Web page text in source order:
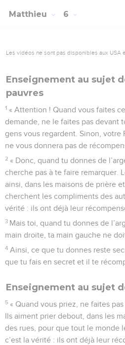
Matthieu 6
Les vidéos ne sont pas disponibles aux USA
Enseignement au sujet
pauvres
1 « Attention ! Quand vous faites
demande, ne le faites pas devant
gens vous regardent. Sinon, votre
ne vous donnera pas de
2 « Donc, quand tu donnes de
cherche pas à te faire remarquer.
ainsi, dans les maisons de prière
cherchent les compliments des
vérité : ils ont déjà leur
3 Mais toi, quand tu donnes de
main droite, ta main gauche ne
4 Ainsi, ce que tu donnes reste
que tu fais en secret et il te
Enseignement au sujet
5 « Quand vous priez, ne faites
Ils aiment prier debout, dans les
des rues, pour que tout le monde
c’est la vérité : ils ont déjà leur